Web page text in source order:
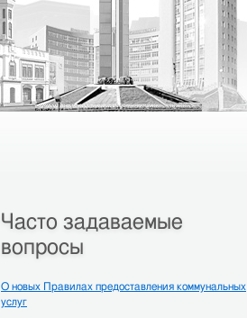
Часто задаваемые
вопросы
О новых Правилах предоставления коммунальных
услуг